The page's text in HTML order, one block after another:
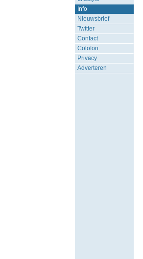
Info
Nieuwsbrief
Twitter
Contact
Colofon
Privacy
Adverteren